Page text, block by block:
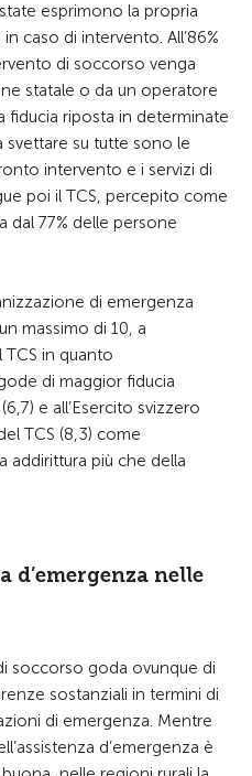
esprimono la propria
caso di intervento. All’86%
di soccorso venga
statale o da un operatore
fiducia riposta in determinate
su tutte sono le
intervento e i servizi di
poi il TCS, percepito come
dal 77% delle persone
di emergenza
massimo di 10, a
in quanto
di maggior fiducia
e all’Esercito svizzero
TCS (8,3) come
addirittura più che della
d’emergenza nelle
soccorso goda ovunque di
sostanziali in termini di
di emergenza. Mentre
d’emergenza è